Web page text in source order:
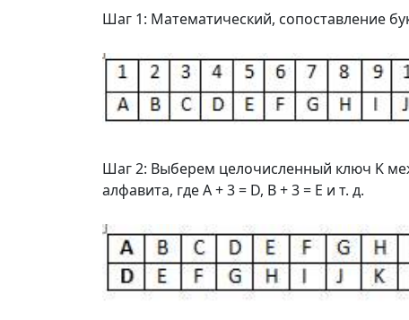
Шаг 1: Математический, сопоставление
Шаг 2: Выберем целочисленный ключ K
алфавита, где A + 3 = D, B + 3 = E и т. д.